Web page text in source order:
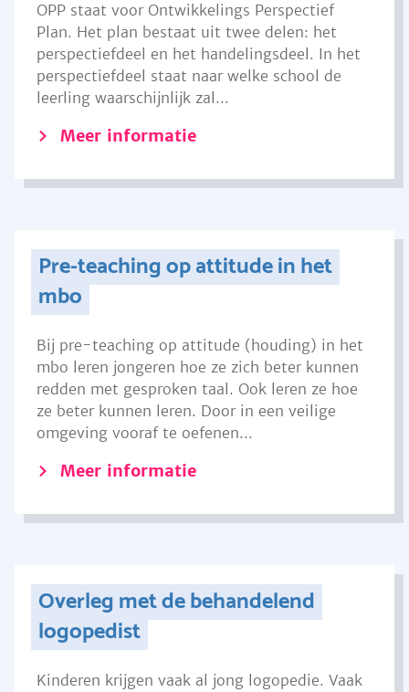
OPP staat voor Ontwikkelings Perspectief
Plan. Het plan bestaat uit twee delen: het
perspectiefdeel en het handelingsdeel. In het
perspectiefdeel staat naar welke school de
leerling waarschijnlijk zal...
Meer informatie
Pre-teaching op attitude in het
mbo
Bij pre-teaching op attitude (houding) in het
mbo leren jongeren hoe ze zich beter kunnen
redden met gesproken taal. Ook leren ze hoe
ze beter kunnen leren. Door in een veilige
omgeving vooraf te oefenen...
Meer informatie
Overleg met de behandelend
logopedist
Kinderen krijgen vaak al jong logopedie. Vaak